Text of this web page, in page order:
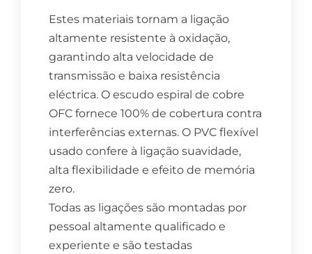
Estes materiais tornam a ligação
altamente resistente à oxidação,
garantindo alta velocidade de
transmissão e baixa resistência
eléctrica. O escudo espiral de cobre
OFC fornece 100% de cobertura contra
interferências externas. O PVC flexível
usado confere à ligação suavidade,
alta flexibilidade e efeito de memória
zero.
Todas as ligações são montadas por
pessoal altamente qualificado e
experiente e são testadas